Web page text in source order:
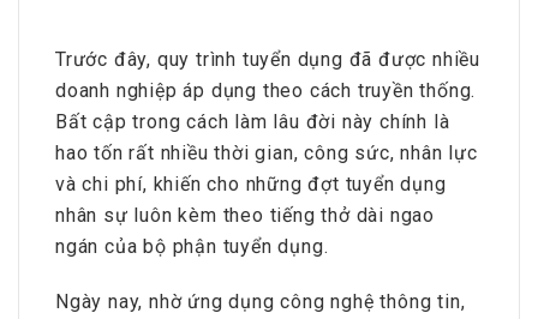
Trước đây, quy trình tuyển dụng đã được nhiều
doanh nghiệp áp dụng theo cách truyền thống.
Bất cập trong cách làm lâu đời này chính là
hao tốn rất nhiều thời gian, công sức, nhân lực
và chi phí, khiến cho những đợt tuyển dụng
nhân sự luôn kèm theo tiếng thở dài ngao
ngán của bộ phận tuyển dụng.
Ngày nay, nhờ ứng dụng công nghệ thông tin,